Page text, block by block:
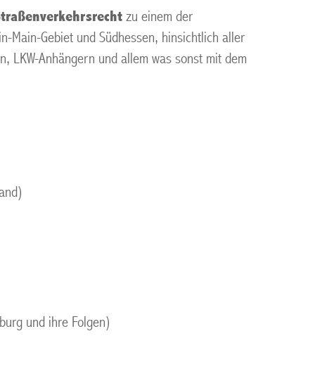
zu einem der
Main-Gebiet und Südhessen, hinsichtlich aller
LKW-Anhängern und allem was sonst mit dem
und ihre Folgen)